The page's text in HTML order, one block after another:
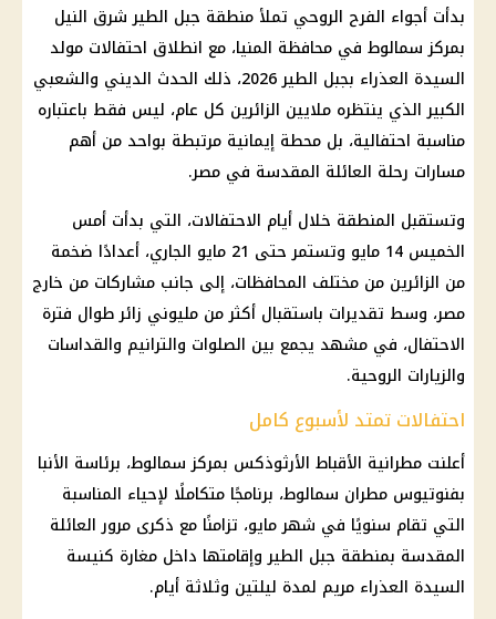
بدأت أجواء الفرح الروحي تملأ منطقة جبل الطير شرق النيل
بمركز سمالوط في محافظة المنيا، مع انطلاق احتفالات مولد
السيدة العذراء بجبل الطير 2026، ذلك الحدث الديني والشعبي
الكبير الذي ينتظره ملايين الزائرين كل عام، ليس فقط باعتباره
مناسبة احتفالية، بل محطة إيمانية مرتبطة بواحد من أهم
مسارات رحلة العائلة المقدسة في مصر.
وتستقبل المنطقة خلال أيام الاحتفالات، التي بدأت أمس
الخميس 14 مايو وتستمر حتى 21 مايو الجاري، أعدادًا ضخمة
من الزائرين من مختلف المحافظات، إلى جانب مشاركات من خارج
مصر، وسط تقديرات باستقبال أكثر من مليوني زائر طوال فترة
الاحتفال، في مشهد يجمع بين الصلوات والترانيم والقداسات
والزيارات الروحية.
احتفالات تمتد لأسبوع كامل
أعلنت مطرانية الأقباط الأرثوذكس بمركز سمالوط، برئاسة الأنبا
بفنوتيوس مطران سمالوط، برنامجًا متكاملًا لإحياء المناسبة
التي تقام سنويًا في شهر مايو، تزامنًا مع ذكرى مرور العائلة
المقدسة بمنطقة جبل الطير وإقامتها داخل مغارة كنيسة
السيدة العذراء مريم لمدة ليلتين وثلاثة أيام.